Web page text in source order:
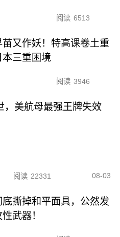
阅读 6513
苗又作妖！特高课卷土重
本三重困境
阅读 3946
，美航母最强王牌失效
阅读 22331 08-03
底撕掉和平面具，公然发
武器！